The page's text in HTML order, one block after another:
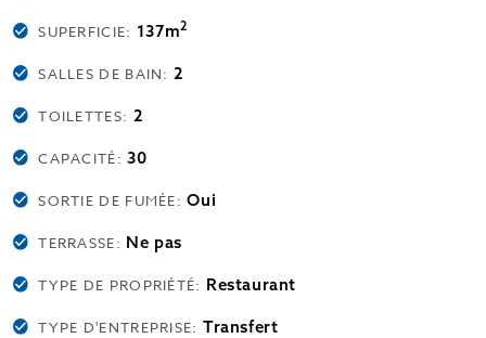
SUPERFICIE: 137m2
SALLES DE BAIN:2
TOILETTES: 2
CAPACITÉ:30
SORTIE DE FUMÉE:Oui
TERRASSE: Ne pas
TYPE DE PROPRIÉTÉ: Restaurant
TYPE D'ENTREPRISE: Transfert